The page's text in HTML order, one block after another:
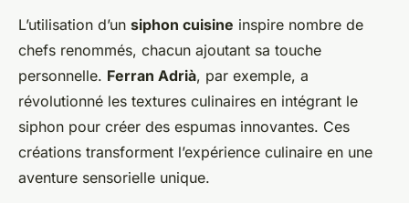
L’utilisation d’un siphon cuisine inspire nombre de
chefs renommés, chacun ajoutant sa touche
personnelle. Ferran Adrià, par exemple, a
révolutionné les textures culinaires en intégrant le
siphon pour créer des espumas innovantes. Ces
créations transforment l’expérience culinaire en une
aventure sensorielle unique.